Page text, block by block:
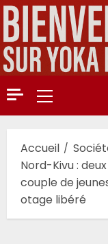
Aller
au
contenu
Menu
principal
Accueil
Nord-Kivu :
couple de
otage libéré